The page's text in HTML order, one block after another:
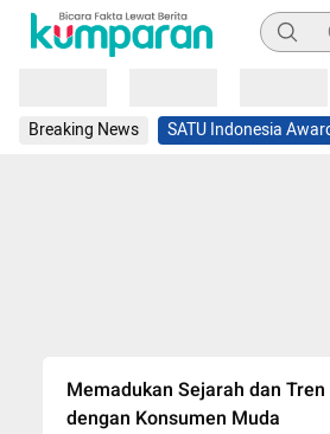
Breaking News SATU Indonesia
Memadukan Sejarah dan
dengan Konsumen Muda